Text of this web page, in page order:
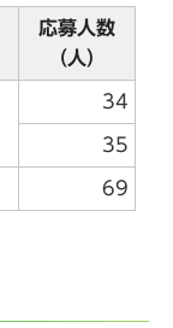
応募人数
（人）
34
35
69